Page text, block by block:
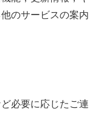
のサービスの案内
必要に応じたご連